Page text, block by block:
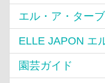
エル・ア・ター
ELLE JAPON エ
園芸ガイド